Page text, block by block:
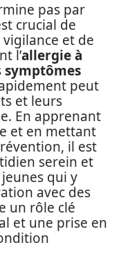
pas par
crucial de
et de
l’allergie à
symptômes
peut
et leurs
En apprenant
et en mettant
il est
serein et
qui y
avec des
un rôle clé
et une prise en